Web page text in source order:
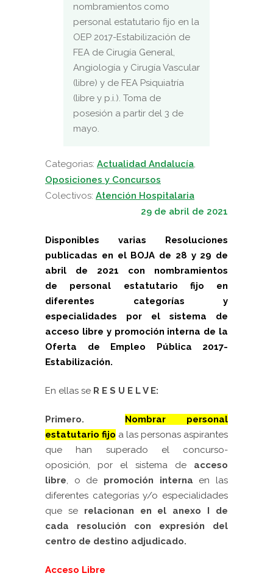
nombramientos como
personal estatutario fijo en la
OEP 2017-Estabilización de
FEA de Cirugía General,
Angiología y Cirugía Vascular
(libre) y de FEA Psiquiatría
(libre y p.i.). Toma de
posesión a partir del 3 de
mayo.
Categorias: Actualidad Andalucía,
Oposiciones y Concursos
Colectivos: Atención Hospitalaria
29 de abril de 2021
Disponibles varias Resoluciones
publicadas en el BOJA de 28 y 29 de
abril de 2021 con nombramientos
de personal estatutario fijo en
diferentes categorías y
especialidades por el sistema de
acceso libre y promoción interna de la
Oferta de Empleo Pública 2017-
Estabilización.
En ellas se R E S U E L V E:
Primero.
Nombrar personal
estatutario fijo a las personas aspirantes
que han superado el concurso-
oposición, por el sistema de
acceso
libre, o de promoción interna en las
diferentes categorías y/o especialidades
que se relacionan en el anexo I de
cada resolución con expresión del
centro de destino adjudicado.
Acceso Libre